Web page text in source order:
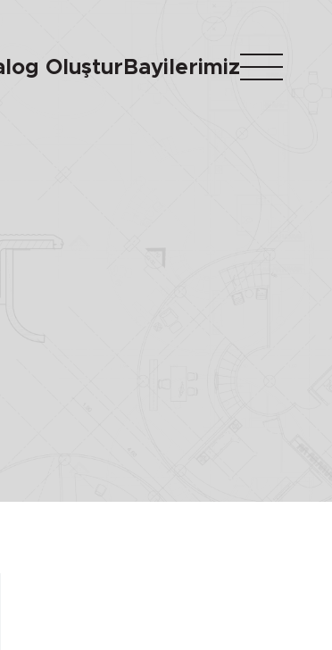
Oluştur Bayilerimiz